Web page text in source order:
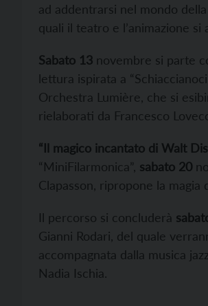
ad addentrarsi nel mondo
quali il teatro e l’animazione si
Sabato 13 novembre si parte
lettura ispirata a
Orchestra Lumière, che si
rielaborati da Francesco
“Il magico incantato di Walt
“MiniFilarmonica”, sabato 20
Clapasson, ripropone la
Il percorso si concluderà
Gianni Rodari, del quale
accompagnata dalla musica
Nadia Ischia.